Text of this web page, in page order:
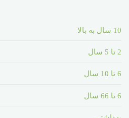
10 سال به بالا
2 تا 5 سال
6 تا 10 سال
6 تا 66 سال